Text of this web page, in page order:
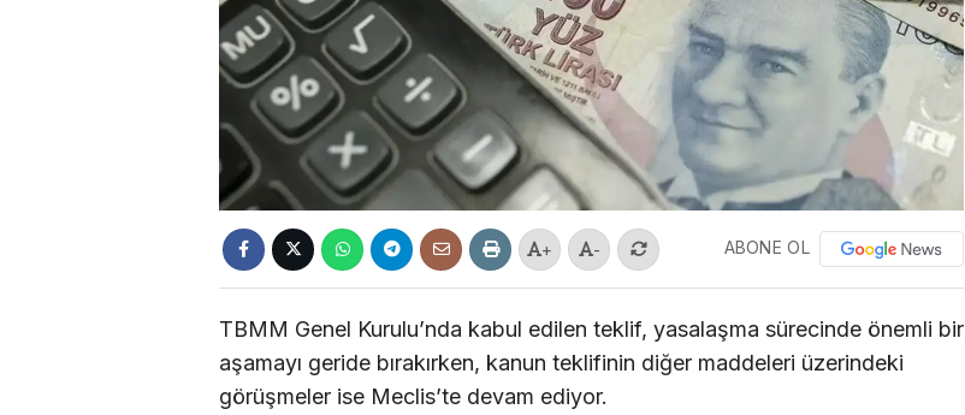
+ - ABONE OL
TBMM Genel Kurulu’nda kabul edilen teklif, yasalaşma sürecinde önemli bir
aşamayı geride bırakırken, kanun teklifinin diğer maddeleri üzerindeki
görüşmeler ise Meclis’te devam ediyor.